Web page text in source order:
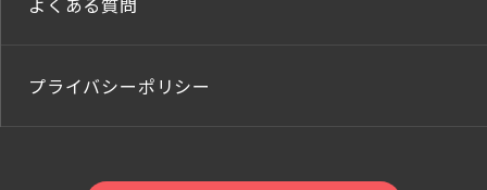
プライバシーポリシー